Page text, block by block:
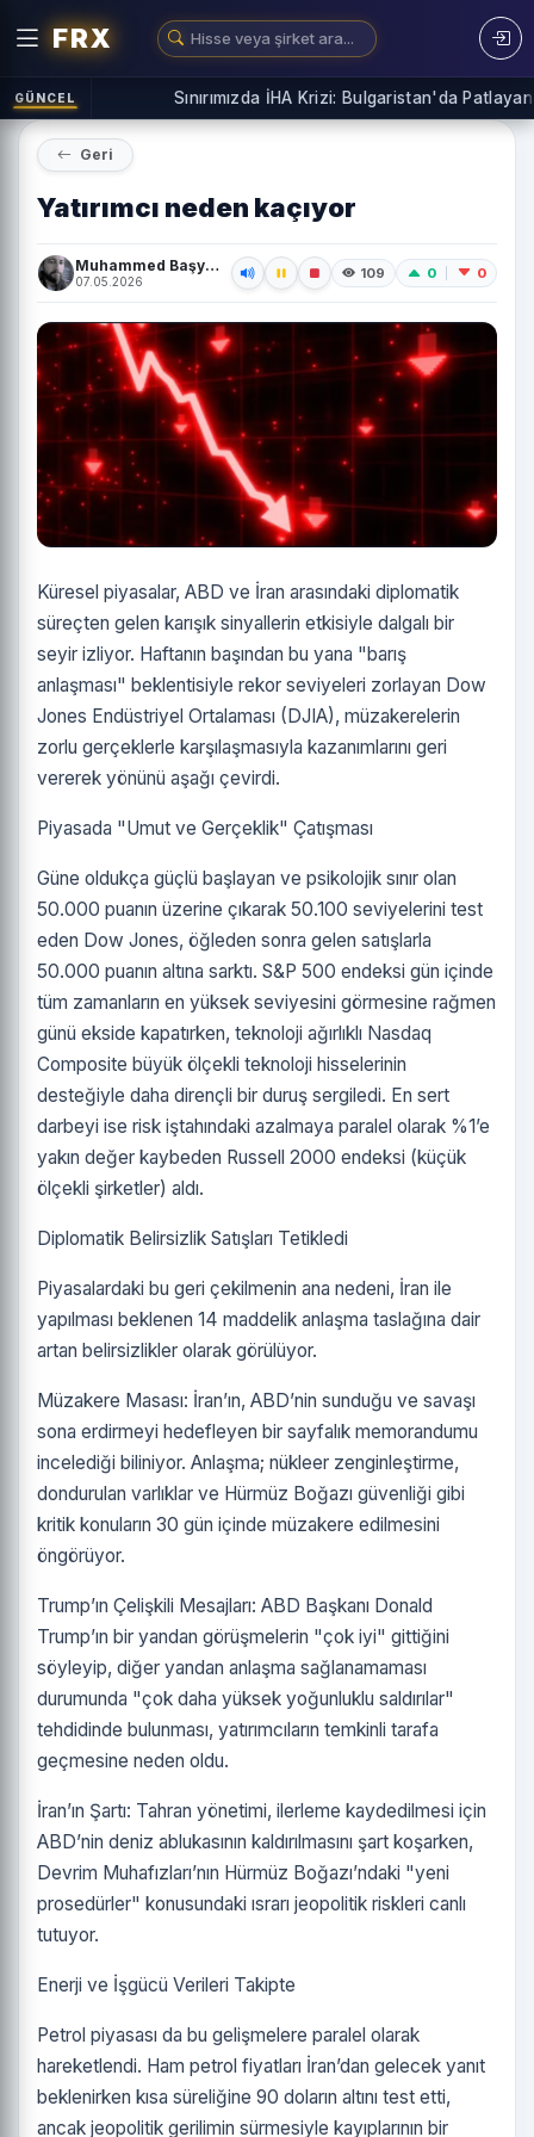
FRX
GÜNCEL Sınırımızda İHA Krizi: Bulgaristan'da Patlayan
Geri
Yatırımcı neden kaçıyor
Muhammed Başyiğit
07.05.2026 109 0 0
Küresel piyasalar, ABD ve İran arasındaki diplomatik
süreçten gelen karışık sinyallerin etkisiyle dalgalı bir
seyir izliyor. Haftanın başından bu yana "barış
anlaşması" beklentisiyle rekor seviyeleri zorlayan Dow
Jones Endüstriyel Ortalaması (DJIA), müzakerelerin
zorlu gerçeklerle karşılaşmasıyla kazanımlarını geri
vererek yönünü aşağı çevirdi.
Piyasada "Umut ve Gerçeklik" Çatışması
Güne oldukça güçlü başlayan ve psikolojik sınır olan
50.000 puanın üzerine çıkarak 50.100 seviyelerini test
eden Dow Jones, öğleden sonra gelen satışlarla
50.000 puanın altına sarktı. S&P 500 endeksi gün içinde
tüm zamanların en yüksek seviyesini görmesine rağmen
günü ekside kapatırken, teknoloji ağırlıklı Nasdaq
Composite büyük ölçekli teknoloji hisselerinin
desteğiyle daha dirençli bir duruş sergiledi. En sert
darbeyi ise risk iştahındaki azalmaya paralel olarak %1’e
yakın değer kaybeden Russell 2000 endeksi (küçük
ölçekli şirketler) aldı.
Diplomatik Belirsizlik Satışları Tetikledi
Piyasalardaki bu geri çekilmenin ana nedeni, İran ile
yapılması beklenen 14 maddelik anlaşma taslağına dair
artan belirsizlikler olarak görülüyor.
Müzakere Masası: İran’ın, ABD’nin sunduğu ve savaşı
sona erdirmeyi hedefleyen bir sayfalık memorandumu
incelediği biliniyor. Anlaşma; nükleer zenginleştirme,
dondurulan varlıklar ve Hürmüz Boğazı güvenliği gibi
kritik konuların 30 gün içinde müzakere edilmesini
öngörüyor.
Trump’ın Çelişkili Mesajları: ABD Başkanı Donald
Trump’ın bir yandan görüşmelerin "çok iyi" gittiğini
söyleyip, diğer yandan anlaşma sağlanamaması
durumunda "çok daha yüksek yoğunluklu saldırılar"
tehdidinde bulunması, yatırımcıların temkinli tarafa
geçmesine neden oldu.
İran’ın Şartı: Tahran yönetimi, ilerleme kaydedilmesi için
ABD’nin deniz ablukasının kaldırılmasını şart koşarken,
Devrim Muhafızları’nın Hürmüz Boğazı’ndaki "yeni
prosedürler" konusundaki ısrarı jeopolitik riskleri canlı
tutuyor.
Enerji ve İşgücü Verileri Takipte
Petrol piyasası da bu gelişmelere paralel olarak
hareketlendi. Ham petrol fiyatları İran’dan gelecek yanıt
beklenirken kısa süreliğine 90 doların altını test etti,
ancak jeopolitik gerilimin sürmesiyle kayıplarının bir